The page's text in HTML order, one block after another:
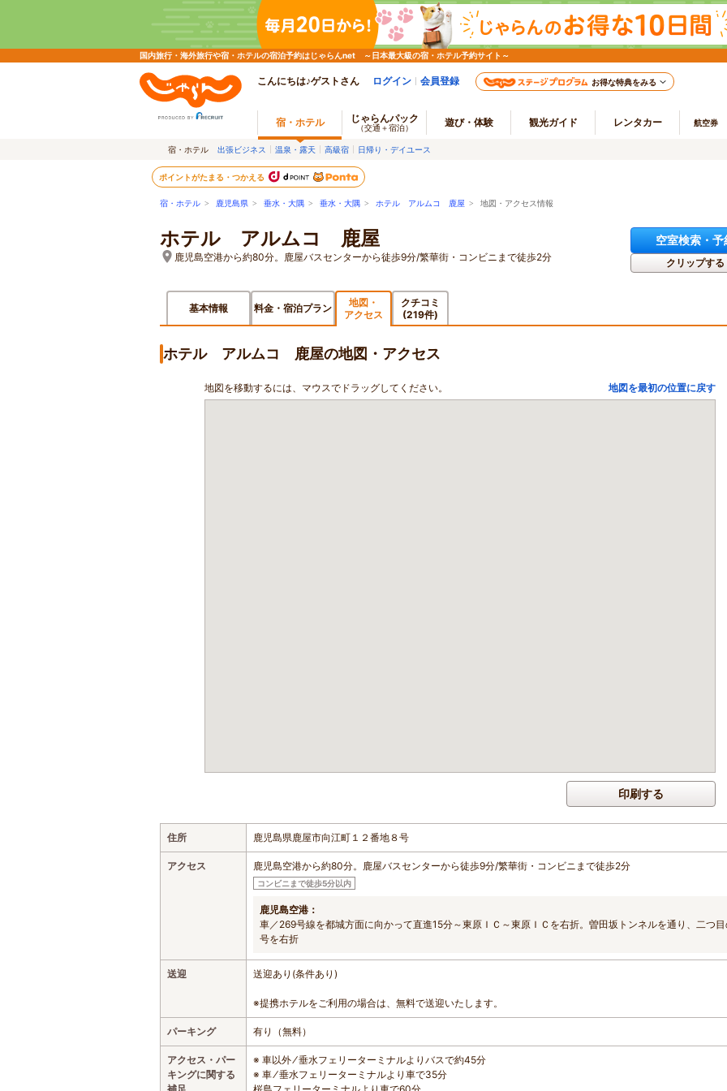
国内旅行・海外旅行や宿・ホテルの宿泊予約はじゃらんnet ～日本最大級の宿・ホテル予約サイト～
こんにちは♪ゲストさん ログイン 会員登録 お得な特典をみる
宿・ホテル じゃらんパック
（交通＋宿泊） 遊び・体験 観光ガイド レンタカー 航空券
宿・ホテル 出張ビジネス 温泉・露天 高級宿 日帰り・デイユース
ポイントがたまる・つかえる
宿・ホテル > 鹿児島県 > 垂水・大隅 > 垂水・大隅 > ホテル アルムコ 鹿屋 > 地図・アクセス情報
ホテル アルムコ 鹿屋
鹿児島空港から約80分。鹿屋バスセンターから徒歩9分/繁華街・コンビニまで徒歩2分
空室検索・予
クリップする
基本情報 料金・宿泊プラン
地図・
アクセス
クチコミ
(219件)
ホテル アルムコ 鹿屋の地図・アクセス
地図を移動するには、マウスでドラッグしてください。 地図を最初の位置に戻す
印刷する
住所 鹿児島県鹿屋市向江町１２番地８号
アクセス 鹿児島空港から約80分。鹿屋バスセンターから徒歩9分/繁華街・コンビニまで徒歩2分
コンビニまで徒歩5分以内
鹿児島空港：
車／269号線を都城方面に向かって直進15分～東原ＩＣ～東原ＩＣを右折。曽田坂トンネルを通り、二つ
号を右折
送迎 送迎あり(条件あり)
※提携ホテルをご利用の場合は、無料で送迎いたします。
パーキング 有り（無料）
アクセス・パー
キングに関する
※ 車以外 ⁄ 垂水フェリーターミナルよりバスで約45分
※ 車 ⁄ 垂水フェリーターミナルより車で35分